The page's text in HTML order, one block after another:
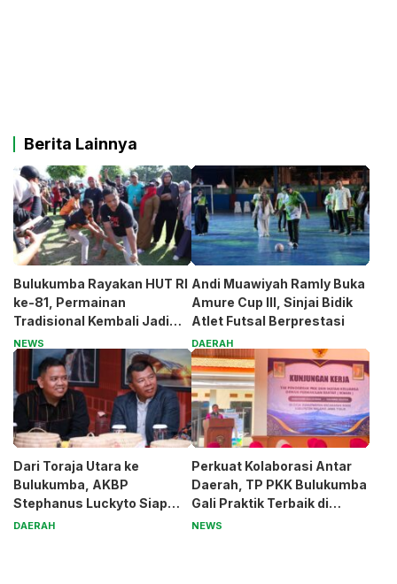
Berita Lainnya
Bulukumba Rayakan HUT RI
ke-81, Permainan
Tradisional Kembali Jadi
Magnet
NEWS
Andi Muawiyah Ramly Buka
Amure Cup III, Sinjai Bidik
Atlet Futsal Berprestasi
DAERAH
Dari Toraja Utara ke
Bulukumba, AKBP
Stephanus Luckyto Siap
Jaga Kamtibmas
DAERAH
Perkuat Kolaborasi Antar
Daerah, TP PKK Bulukumba
Gali Praktik Terbaik di
Kabupaten Malang
NEWS